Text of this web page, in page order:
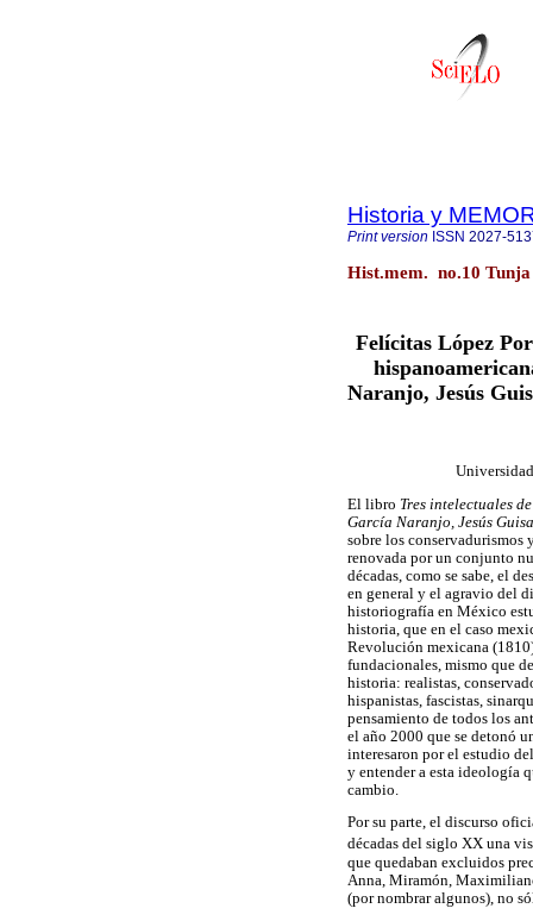
Historia y
Print version ISSN 2027-
Hist.mem. no.10 Tunja
Felícitas López
Naranjo, Jesús
El libro Tres intelectuales
García Naranjo, Jesús
sobre los conservadurismos
renovada por un conjunto
décadas, como se sabe, el
en general y el agravio del
historiografía en México
historia, que en el caso
Revolución mexicana
fundacionales, mismo que
historia: realistas,
hispanistas, fascistas,
pensamiento de todos los
el año 2000 que se detonó
interesaron por el estudio
y entender a esta ideología
cambio.
Por su parte, el discurso
décadas del siglo XX una
que quedaban excluidos
Anna, Miramón,
(por nombrar algunos), no